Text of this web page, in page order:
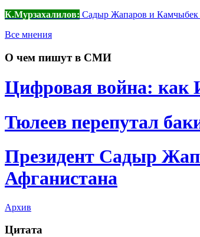
К.Мурзахалилов: Садыр Жапаров и Камчыбек
Все мнения
О чем пишут в СМИ
Цифровая война: как
Тюлеев перепутал
Президент Садыр
Афганистана
Архив
Цитата